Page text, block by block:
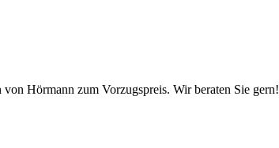
Hörmann zum Vorzugspreis. Wir beraten Sie gern!